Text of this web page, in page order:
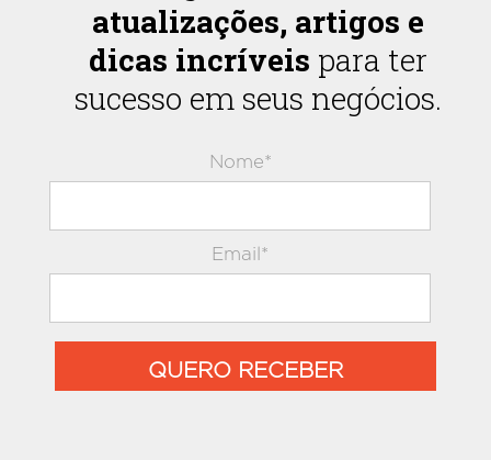
atualizações, artigos e
dicas incríveis para ter
sucesso em seus negócios.
Nome*
Email*
QUERO RECEBER